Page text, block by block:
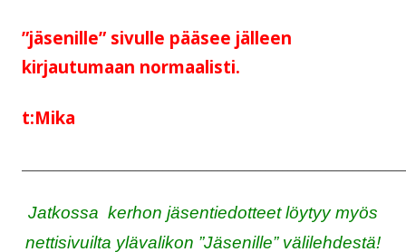
”jäsenille” sivulle pääsee jälleen
kirjautumaan normaalisti.
t:Mika
Jatkossa kerhon jäsentiedotteet löytyy myös
nettisivuilta ylävalikon ”Jäsenille” välilehdestä!